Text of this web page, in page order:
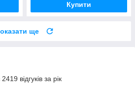
Купити
ще
відгуків за рік